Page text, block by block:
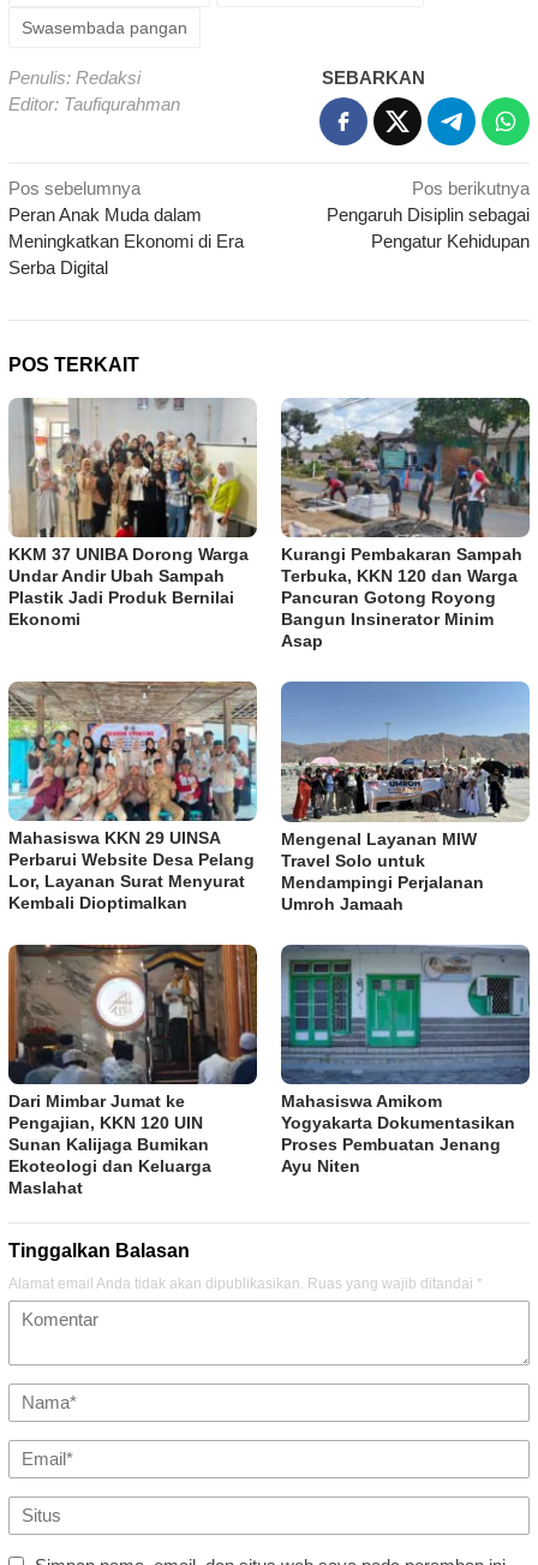
Swasembada pangan
Penulis: Redaksi
Editor: Taufiqurahman
SEBARKAN
Navigasi
pos
Pos sebelumnya
Peran Anak Muda dalam
Meningkatkan Ekonomi di Era
Serba Digital
Pos berikutnya
Pengaruh Disiplin sebagai
Pengatur Kehidupan
POS TERKAIT
KKM 37 UNIBA Dorong Warga
Undar Andir Ubah Sampah
Plastik Jadi Produk Bernilai
Ekonomi
Kurangi Pembakaran Sampah
Terbuka, KKN 120 dan Warga
Pancuran Gotong Royong
Bangun Insinerator Minim
Asap
Mahasiswa KKN 29 UINSA
Perbarui Website Desa Pelang
Lor, Layanan Surat Menyurat
Kembali Dioptimalkan
Mengenal Layanan MIW
Travel Solo untuk
Mendampingi Perjalanan
Umroh Jamaah
Dari Mimbar Jumat ke
Pengajian, KKN 120 UIN
Sunan Kalijaga Bumikan
Ekoteologi dan Keluarga
Maslahat
Mahasiswa Amikom
Yogyakarta Dokumentasikan
Proses Pembuatan Jenang
Ayu Niten
Tinggalkan Balasan
Alamat email Anda tidak akan dipublikasikan. Ruas yang wajib ditandai *